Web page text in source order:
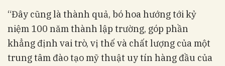
“Đây cũng là thành quả, bó hoa hướng tới kỷ
niệm 100 năm thành lập trường, góp phần
khẳng định vai trò, vị thế và chất lượng của một
trung tâm đào tạo mỹ thuật uy tín hàng đầu của